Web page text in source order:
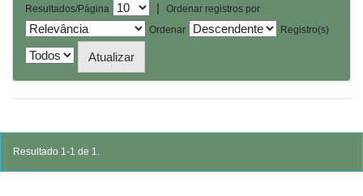
Resultados/Página |
Ordenar registros por
Ordenar
Registro(s)
Resultado 1-1 de 1.